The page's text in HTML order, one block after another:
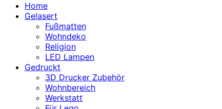
Home
Gelasert
Fußmatten
Wohndeko
Religion
LED Lampen
Gedruckt
3D Drucker Zubehör
Wohnbereich
Werkstatt